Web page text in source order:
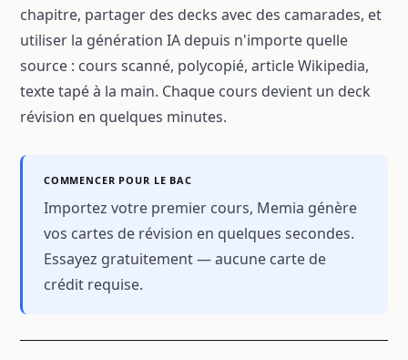
chapitre, partager des decks avec des camarades, et
utiliser la génération IA depuis n'importe quelle
source : cours scanné, polycopié, article Wikipedia,
texte tapé à la main. Chaque cours devient un deck
révision en quelques minutes.
COMMENCER POUR LE BAC
Importez votre premier cours, Memia génère
vos cartes de révision en quelques secondes.
Essayez gratuitement — aucune carte de
crédit requise.